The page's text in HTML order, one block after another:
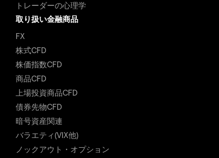
トレーダーの心理学
取り扱い金融商品
FX
株式CFD
株価指数CFD
商品CFD
上場投資商品CFD
債券先物CFD
暗号資産関連
バラエティ(VIX他)
ノックアウト・オプション